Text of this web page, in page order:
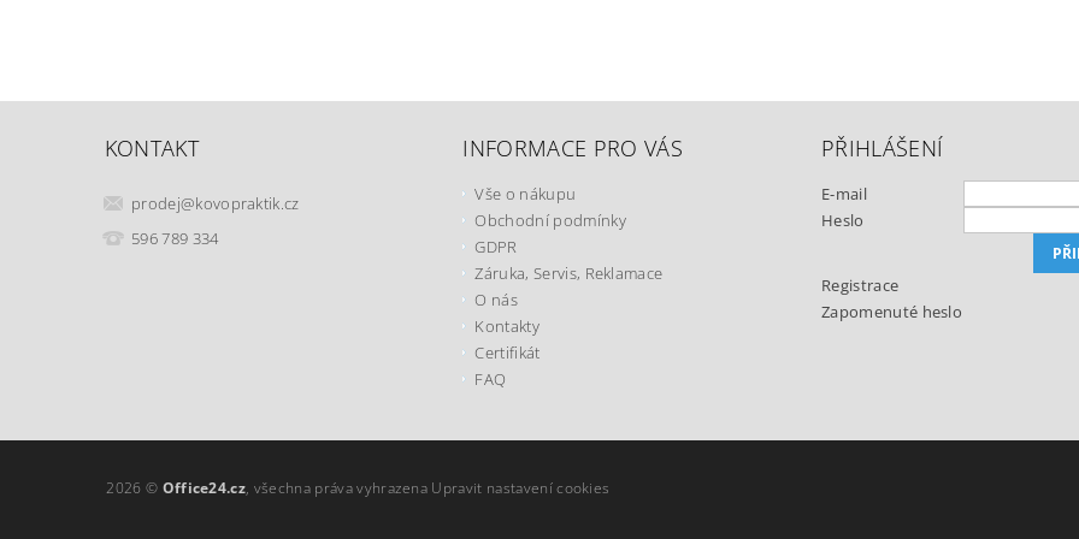
KONTAKT
prodej@kovopraktik.cz
596 789 334
INFORMACE PRO VÁS
Vše o nákupu
Obchodní podmínky
GDPR
Záruka, Servis, Reklamace
O nás
Kontakty
Certifikát
FAQ
PŘIHLÁŠENÍ
E-mail
Heslo
Registrace
Zapomenuté heslo
2026 © Office24.cz, všechna práva vyhrazena Upravit nastavení cookies